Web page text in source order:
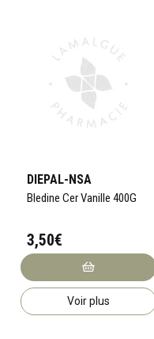
DIEPAL-NSA
Bledine Cer Vanille 400G
3,50€
Voir plus